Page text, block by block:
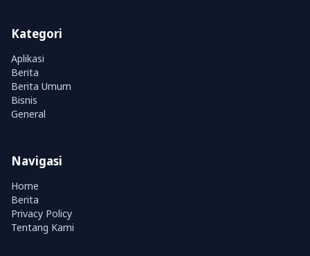
Kategori
Aplikasi
Berita
Berita Umum
Bisnis
General
Navigasi
Home
Berita
Privacy Policy
Tentang Kami